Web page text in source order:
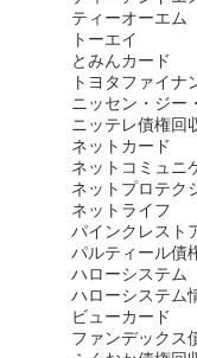
ティーオーエム
トーエイ
とみんカード
トヨタファイナ
ニッセン・ジー
ニッテレ債権回
ネットカード
ネットコミュニ
ネットプロテク
ネットライフ
パインクレスト
パルティール債
ハローシステム
ハローシステム
ビューカード
ファンデックス